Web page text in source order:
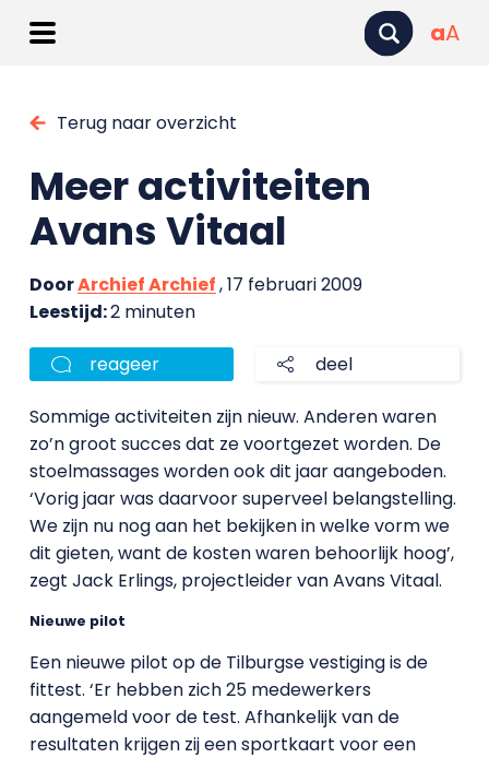
aA
Terug naar overzicht
Meer activiteiten
Avans Vitaal
DoorArchief Archief, 17 februari 2009
Leestijd:2 minuten
reageer deel
Sommige activiteiten zijn nieuw. Anderen waren
zo’n groot succes dat ze voortgezet worden. De
stoelmassages worden ook dit jaar aangeboden.
‘Vorig jaar was daarvoor superveel belangstelling.
We zijn nu nog aan het bekijken in welke vorm we
dit gieten, want de kosten waren behoorlijk hoog’,
zegt Jack Erlings, projectleider van Avans Vitaal.
Nieuwe pilot
Een nieuwe pilot op de Tilburgse vestiging is de
fittest. ‘Er hebben zich 25 medewerkers
aangemeld voor de test. Afhankelijk van de
resultaten krijgen zij een sportkaart voor een